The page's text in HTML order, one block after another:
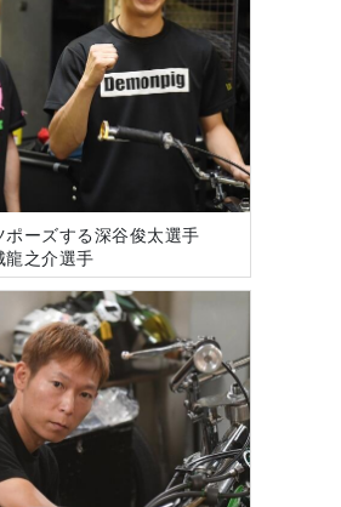
ポーズする深谷俊太選手
龍之介選手